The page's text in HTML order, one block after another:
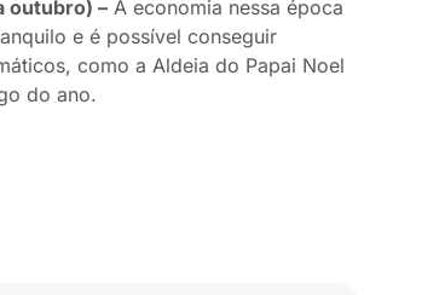
outubro) – A economia nessa época
e é possível conseguir
como a Aldeia do Papai Noel
do ano.